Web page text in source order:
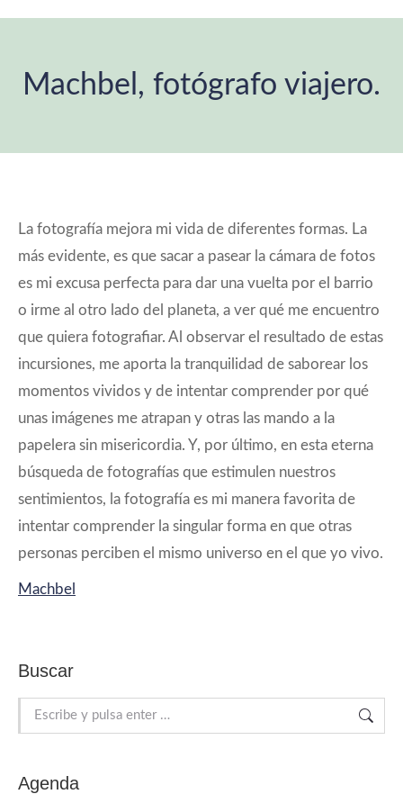
Machbel, fotógrafo viajero.
La fotografía mejora mi vida de diferentes formas. La
más evidente, es que sacar a pasear la cámara de fotos
es mi excusa perfecta para dar una vuelta por el barrio
o irme al otro lado del planeta, a ver qué me encuentro
que quiera fotografiar. Al observar el resultado de estas
incursiones, me aporta la tranquilidad de saborear los
momentos vividos y de intentar comprender por qué
unas imágenes me atrapan y otras las mando a la
papelera sin misericordia. Y, por último, en esta eterna
búsqueda de fotografías que estimulen nuestros
sentimientos, la fotografía es mi manera favorita de
intentar comprender la singular forma en que otras
personas perciben el mismo universo en el que yo vivo.
Machbel
Buscar
Buscar:
Agenda